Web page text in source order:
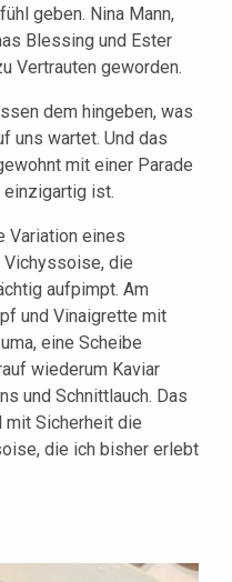
geben. Nina Mann,
Blessing und Ester
Vertrauten geworden.
dem hingeben, was
uns wartet. Und das
mit einer Parade
einzigartig ist.
Variation eines
die
aufpimpt. Am
und Vinaigrette mit
eine Scheibe
wiederum Kaviar
und Schnittlauch. Das
mit Sicherheit die
die ich bisher erlebt